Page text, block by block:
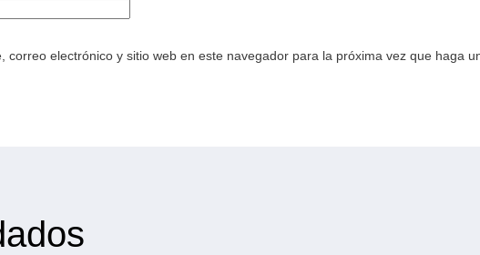
correo electrónico y sitio web en este navegador para la próxima vez que haga